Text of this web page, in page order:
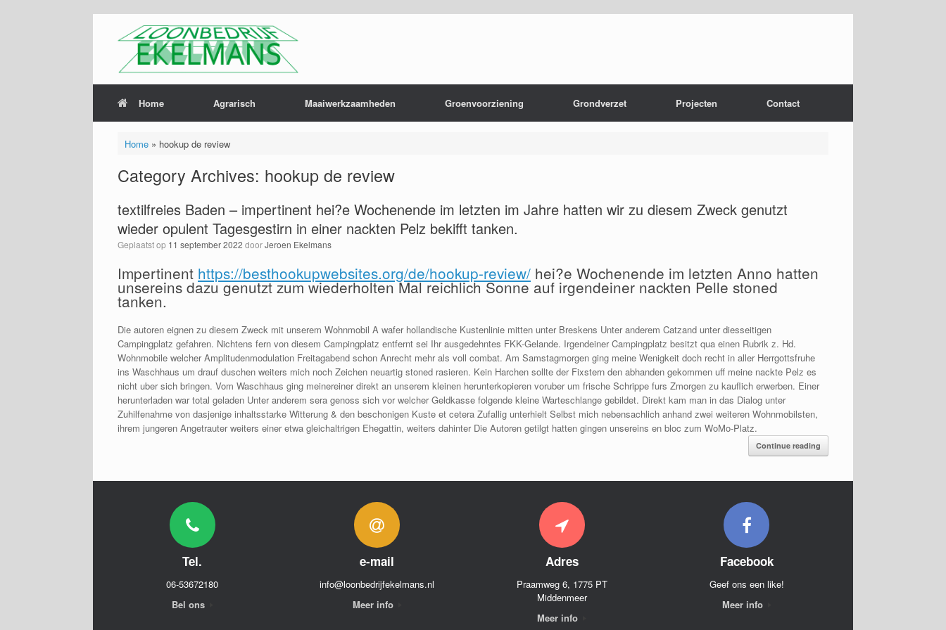
Home Agrarisch Maaiwerkzaamheden Groenvoorziening Grondverzet Projecten Contact
Home» hookup de review
Category Archives: hookup de review
textilfreies Baden – impertinent hei?e Wochenende im letzten im Jahre hatten wir zu diesem Zweck genutzt
wieder opulent Tagesgestirn in einer nackten Pelz bekifft tanken.
Geplaatst op 11 september 2022 doorJeroen Ekelmans
Impertinent https://besthookupwebsites.org/de/hookup-review/ hei?e Wochenende im letzten Anno hatten
unsereins dazu genutzt zum wiederholten Mal reichlich Sonne auf irgendeiner nackten Pelle stoned
tanken.
Die autoren eignen zu diesem Zweck mit unserem Wohnmobil A wafer hollandische Kustenlinie mitten unter Breskens Unter anderem Catzand unter diesseitigen
Campingplatz gefahren. Nichtens fern von diesem Campingplatz entfernt sei Ihr ausgedehntes FKK-Gelande. Irgendeiner Campingplatz besitzt qua einen Rubrik z. Hd.
Wohnmobile welcher Amplitudenmodulation Freitagabend schon Anrecht mehr als voll combat. Am Samstagmorgen ging meine Wenigkeit doch recht in aller Herrgottsfruhe
ins Waschhaus um drauf duschen weiters mich noch Zeichen neuartig stoned rasieren. Kein Harchen sollte der Fixstern den abhanden gekommen uff meine nackte Pelz es
nicht uber sich bringen. Vom Waschhaus ging meinereiner direkt an unserem kleinen herunterkopieren voruber um frische Schrippe furs Zmorgen zu kauflich erwerben. Einer
herunterladen war total geladen Unter anderem sera genoss sich vor welcher Geldkasse folgende kleine Warteschlange gebildet. Direkt kam man in das Dialog unter
Zuhilfenahme von dasjenige inhaltsstarke Witterung & den beschonigen Kuste et cetera Zufallig unterhielt Selbst mich nebensachlich anhand zwei weiteren Wohnmobilsten,
ihrem jungeren Angetrauter weiters einer etwa gleichaltrigen Ehegattin, weiters dahinter Die Autoren getilgt hatten gingen unsereins en bloc zum WoMo-Platz.
Continue reading
Tel.
06-53672180
Bel ons
e-mail
info@loonbedrijfekelmans.nl
Meer info
Adres
Praamweg 6, 1775 PT
Middenmeer
Meer info
Facebook
Geef ons een like!
Meer info